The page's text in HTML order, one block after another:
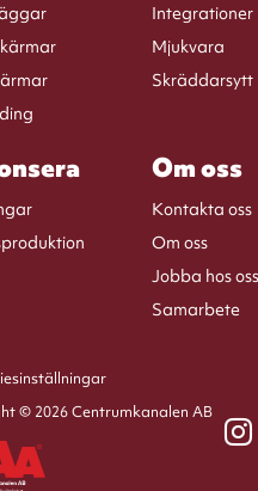
Integrationer
Mjukvara
Skräddarsytt
Om oss
Kontakta oss
Om oss
Jobba hos oss
Samarbete
© 2026 Centrumkanalen AB